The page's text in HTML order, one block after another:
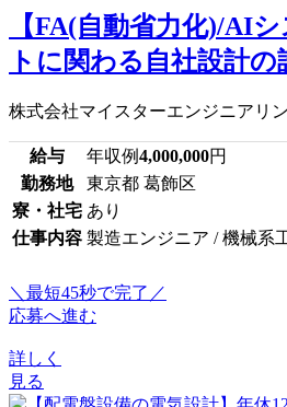
【FA(自動省力化)/AI
トに関わる自社設計
株式会社マイスターエンジニアリ
給与 年収例4,000,000円
勤務地
東京都 葛飾区
寮・社宅 あり
仕事内容 製造エンジニア / 機械系
＼最短45秒で完了／
応募へ進む
詳しく
見る